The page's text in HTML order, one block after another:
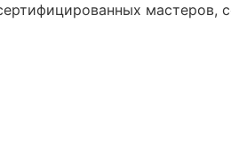
мастеров,